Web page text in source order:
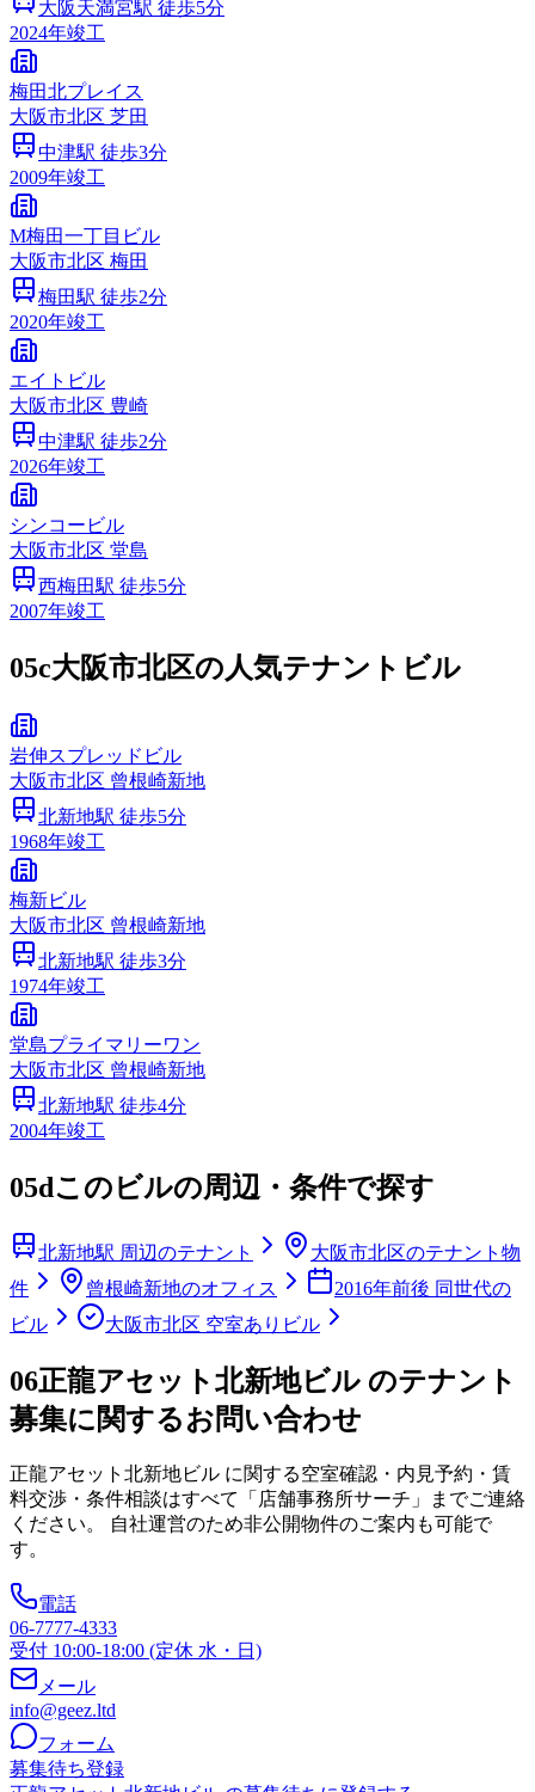
大阪天満宮駅 徒歩5分
2024年竣工
梅田北プレイス
大阪市北区 芝田
中津駅 徒歩3分
2009年竣工
M梅田一丁目ビル
大阪市北区 梅田
梅田駅 徒歩2分
2020年竣工
エイトビル
大阪市北区 豊崎
中津駅 徒歩2分
2026年竣工
シンコービル
大阪市北区 堂島
西梅田駅 徒歩5分
2007年竣工
05c大阪市北区の人気テナントビル
岩伸スプレッドビル
大阪市北区 曾根崎新地
北新地駅 徒歩5分
1968年竣工
梅新ビル
大阪市北区 曾根崎新地
北新地駅 徒歩3分
1974年竣工
堂島プライマリーワン
大阪市北区 曾根崎新地
北新地駅 徒歩4分
2004年竣工
05dこのビルの周辺・条件で探す
北新地駅 周辺のテナント
大阪市北区のテナント物
件
曾根崎新地のオフィス
2016年前後 同世代の
ビル
大阪市北区 空室ありビル
06正龍アセット北新地ビル のテナント
募集に関するお問い合わせ
正龍アセット北新地ビル に関する空室確認・内見予約・賃
料交渉・条件相談はすべて「店舗事務所サーチ」までご連絡
ください。 自社運営のため非公開物件のご案内も可能で
す。
電話
06-7777-4333
受付 10:00-18:00 (定休 水・日)
メール
info@geez.ltd
フォーム
募集待ち登録